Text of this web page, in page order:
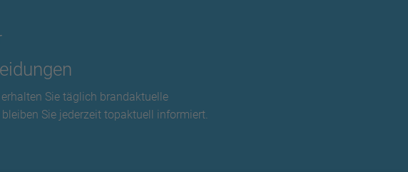
Sie täglich brandaktuelle
Sie jederzeit topaktuell informiert.